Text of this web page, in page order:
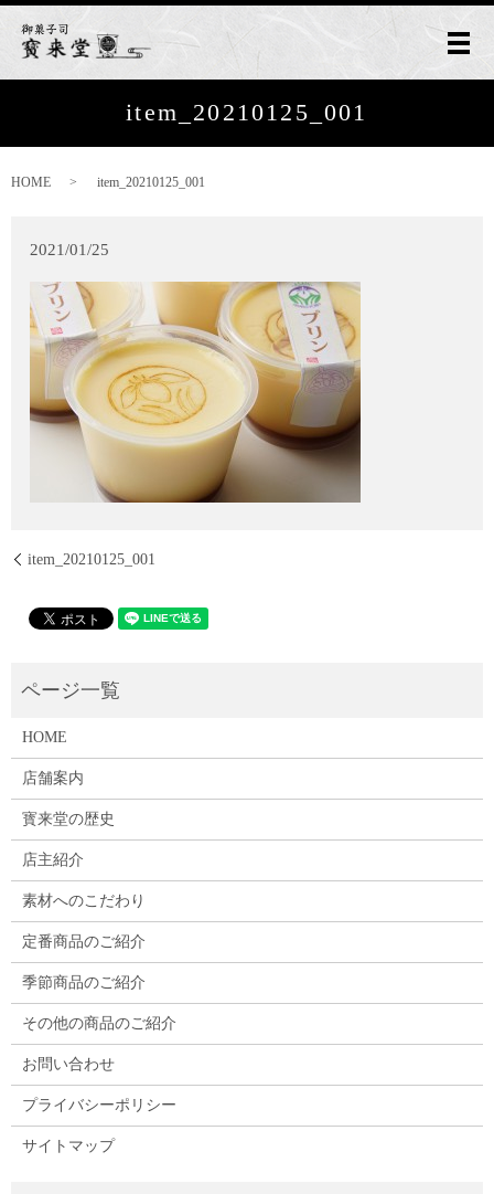
メ
item_20210125_001
HOME item_20210125_001
2021/01/25
item_20210125_001
HOME
店舗案内
寳来堂の歴史
店主紹介
素材へのこだわり
定番商品のご紹介
季節商品のご紹介
その他の商品のご紹介
お問い合わせ
プライバシーポリシー
サイトマップ